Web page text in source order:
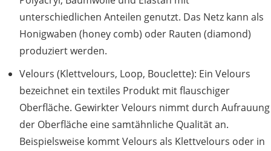
unterschiedlichen Anteilen genutzt. Das Netz kann als
Honigwaben (honey comb) oder Rauten (diamond)
produziert werden.
Velours (Klettvelours, Loop, Bouclette): Ein Velours
bezeichnet ein textiles Produkt mit flauschiger
Oberfläche. Gewirkter Velours nimmt durch Aufrauung
der Oberfläche eine samtähnliche Qualität an.
Beispielsweise kommt Velours als Klettvelours oder in